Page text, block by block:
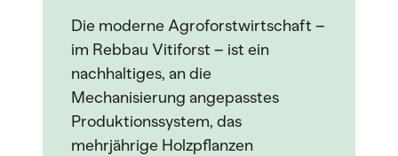
Die moderne Agroforstwirtschaft –
im Rebbau Vitiforst – ist ein
nachhaltiges, an die
Mechanisierung angepasstes
Produktionssystem, das
mehrjährige Holzpflanzen